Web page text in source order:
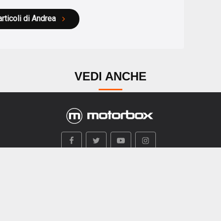
di Andrea
VEDI ANCHE